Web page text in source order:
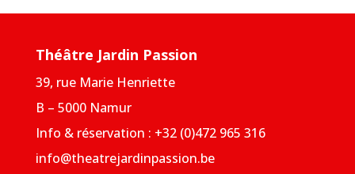
Théâtre Jardin Passion
39, rue Marie Henriette
B – 5000 Namur
Info & réservation : +32 (0)472 965 316
info@theatrejardinpassion.be